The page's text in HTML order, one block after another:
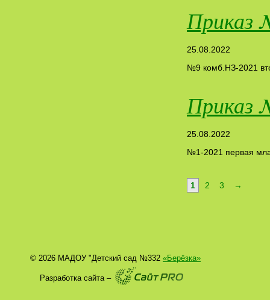
Приказ
25.08.2022
№9 комб.НЗ-2021
Приказ
25.08.2022
№1-2021 первая
1 2 3 →
© 2026 МАДОУ "Детский сад №332 «Берёзка»
Разработка сайта –